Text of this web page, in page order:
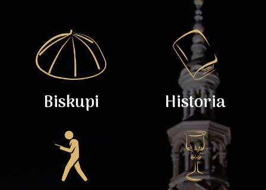
Biskupi Historia